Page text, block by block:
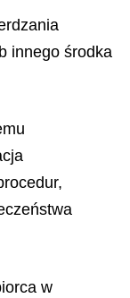
innego środka
w